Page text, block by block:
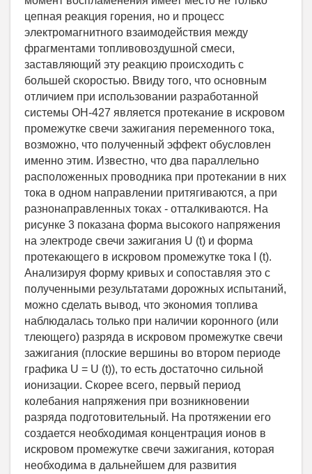
цепная реакция горения, но и процесс
электромагнитного взаимодействия между
фрагментами топливовоздушной смеси,
заставляющий эту реакцию происходить с
большей скоростью. Ввиду того, что основным
отличием при использовании разработанной
системы ОН-427 является протекание в искровом
промежутке свечи зажигания переменного тока,
возможно, что полученный эффект обусловлен
именно этим. Известно, что два параллельно
расположенных проводника при протекании в них
тока в одном направлении притягиваются, а при
разнонаправленных токах - отталкиваются. На
рисунке 3 показана форма высокого напряжения
на электроде свечи зажигания U (t) и форма
протекающего в искровом промежутке тока I (t).
Анализируя форму кривых и сопоставляя это с
полученными результатами дорожных испытаний,
можно сделать вывод, что экономия топлива
наблюдалась только при наличии коронного (или
тлеющего) разряда в искровом промежутке свечи
зажигания (плоские вершины во втором периоде
графика U = U (t)), то есть достаточно сильной
ионизации. Скорее всего, первый период
колебания напряжения при возникновении
разряда подготовительный. На протяжении его
создается необходимая концентрация ионов в
искровом промежутке свечи зажигания, которая
необходима в дальнейшем для развития